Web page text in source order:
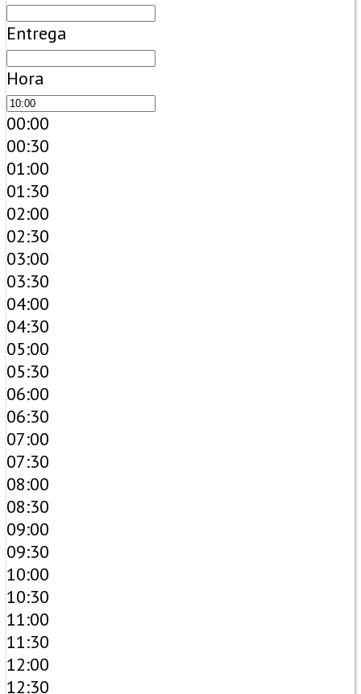
Entrega
Hora
00:00
00:30
01:00
01:30
02:00
02:30
03:00
03:30
04:00
04:30
05:00
05:30
06:00
06:30
07:00
07:30
08:00
08:30
09:00
09:30
10:00
10:30
11:00
11:30
12:00
12:30